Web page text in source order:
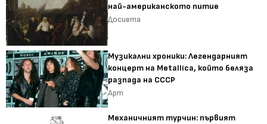
най-американското питие
Досиета
Музикални хроники: Легендарният
концерт на Metallica, който беляза
разпада на СССР
Арт
Механичният турчин: първият